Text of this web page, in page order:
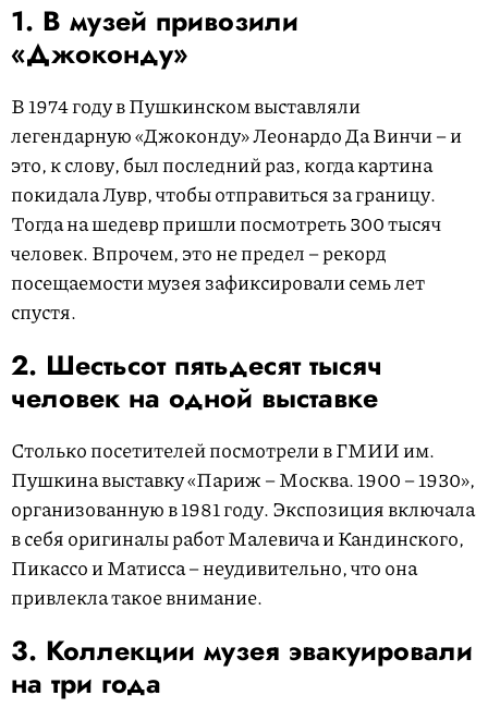
1. В музей привозили
«Джоконду»
В 1974 году в Пушкинском выставляли
легендарную «Джоконду» Леонардо Да Винчи – и
это, к слову, был последний раз, когда картина
покидала Лувр, чтобы отправиться за границу.
Тогда на шедевр пришли посмотреть 300 тысяч
человек. Впрочем, это не предел – рекорд
посещаемости музея зафиксировали семь лет
спустя.
2. Шестьсот пятьдесят тысяч
человек на одной выставке
Столько посетителей посмотрели в ГМИИ им.
Пушкина выставку «Париж – Москва. 1900 – 1930»,
организованную в 1981 году. Экспозиция включала
в себя оригиналы работ Малевича и Кандинского,
Пикассо и Матисса – неудивительно, что она
привлекла такое внимание.
3. Коллекции музея эвакуировали
на три года